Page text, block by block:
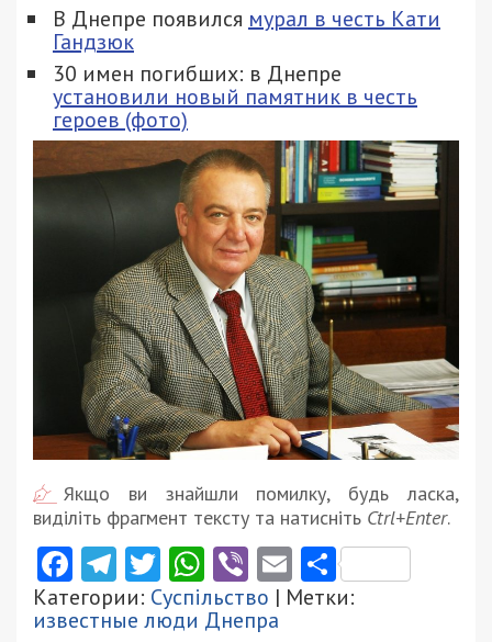
В Днепре появился мурал в честь Кати
Гандзюк
30 имен погибших: в Днепре
установили новый памятник в честь
героев (фото)
Якщо ви знайшли помилку, будь ласка,
виділіть фрагмент тексту та натисніть Ctrl+Enter.
Facebook
Telegram
Twitter
WhatsApp
ViberEmail
Категории: Суспільство | Метки:
известные люди Днепра